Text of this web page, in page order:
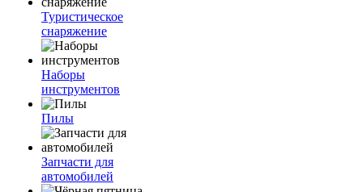
Туристическое
снаряжение
Наборы
инструментов
Пилы
Запчасти для
автомобилей